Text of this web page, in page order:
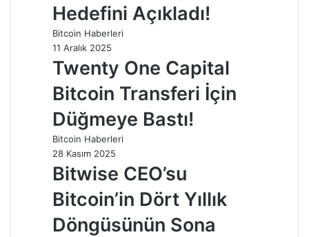
Hedefini Açıkladı!
Bitcoin Haberleri
11 Aralık 2025
Twenty One Capital
Bitcoin Transferi İçin
Düğmeye Bastı!
Bitcoin Haberleri
28 Kasım 2025
Bitwise CEO’su
Bitcoin’in Dört Yıllık
Döngüsünün Sona